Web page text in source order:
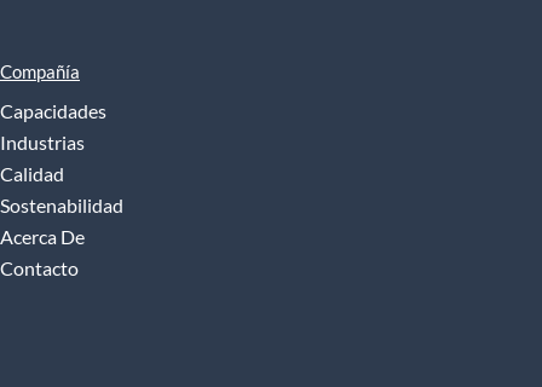
Compañía
Capacidades
Industrias
Calidad
Sostenabilidad
Acerca De
Contacto